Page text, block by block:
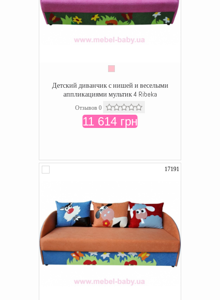
Детский диванчик с нишей и веселыми
аппликациями мультик 4 Ribeka
Отзывов 0
11 614 грн
17191